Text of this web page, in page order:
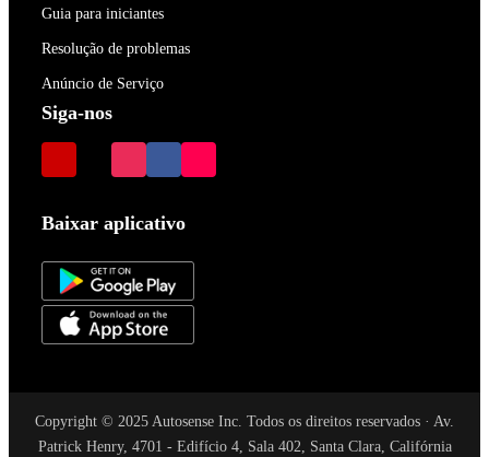
Guia para iniciantes
Resolução de problemas
Anúncio de Serviço
Siga-nos
Baixar aplicativo
Copyright © 2025 Autosense Inc. Todos os direitos reservados · Av.
Patrick Henry, 4701 - Edifício 4, Sala 402, Santa Clara, Califórnia